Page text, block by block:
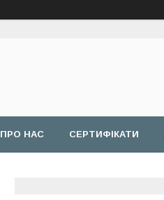
ПРО НАС СЕРТИФІКАТИ